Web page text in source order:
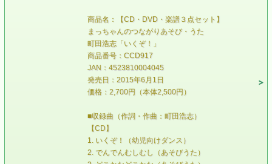
商品名：【CD・DVD・楽譜３点セット】
まっちゃんのつながりあそび・うた
町田浩志「いくぞ！」
商品番号：CCD917
JAN：4523810004045
発売日：2015年6月1日
価格：2,700円（本体2,500円）
■収録曲（作詞・作曲：町田浩志）
【CD】
1. いくぞ！（幼児向けダンス）
2. でんでんむしむし（あそびうた）